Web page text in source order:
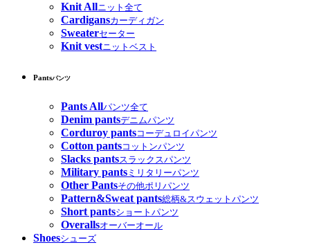
Knit Allニット全て
Cardigansカーディガン
Sweaterセーター
Knit vestニットベスト
Pantsパンツ
Pants Allパンツ全て
Denim pantsデニムパンツ
Corduroy pantsコーデュロイパンツ
Cotton pantsコットンパンツ
Slacks pantsスラックスパンツ
Military pants ミリタリーパンツ
Other Pantsその他ポリパンツ
Pattern&Sweat pants総柄&スウェットパンツ
Short pantsショートパンツ
Overallsオーバーオール
Shoesシューズ